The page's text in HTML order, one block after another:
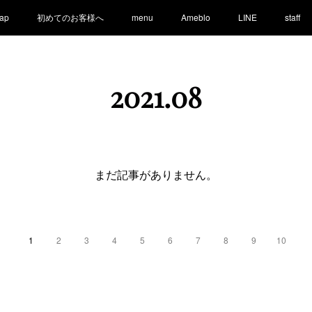
初めてのお客様へ menu Ameblo LINE staff
2021.08
まだ記事がありません。
1 2 3 4 5 6 7 8 9 10